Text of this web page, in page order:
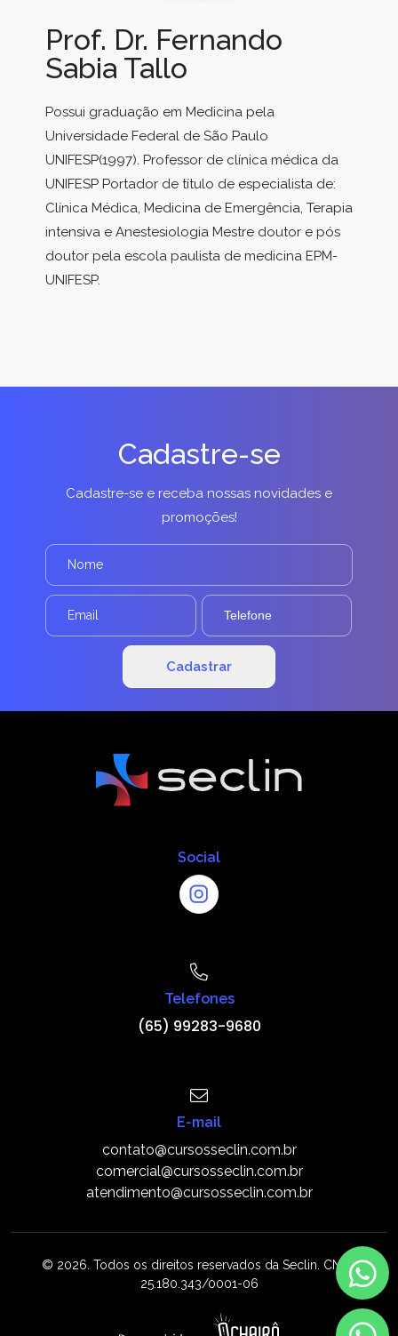
Prof. Dr. Fernando
Sabia Tallo
Possui graduação em Medicina pela
Universidade Federal de São Paulo
UNIFESP(1997). Professor de clínica médica da
UNIFESP Portador de título de especialista de:
Clínica Médica, Medicina de Emergência, Terapia
intensiva e Anestesiologia Mestre doutor e pós
doutor pela escola paulista de medicina EPM-
UNIFESP.
Cadastre-se
Cadastre-se e receba nossas novidades e
promoções!
Social
Telefones
(65) 99283-9680
E-mail
contato@cursosseclin.com.br
comercial@cursosseclin.com.br
atendimento@cursosseclin.com.br
© 2026. Todos os direitos reservados da Seclin. CNPJ:
25.180.343/0001-06